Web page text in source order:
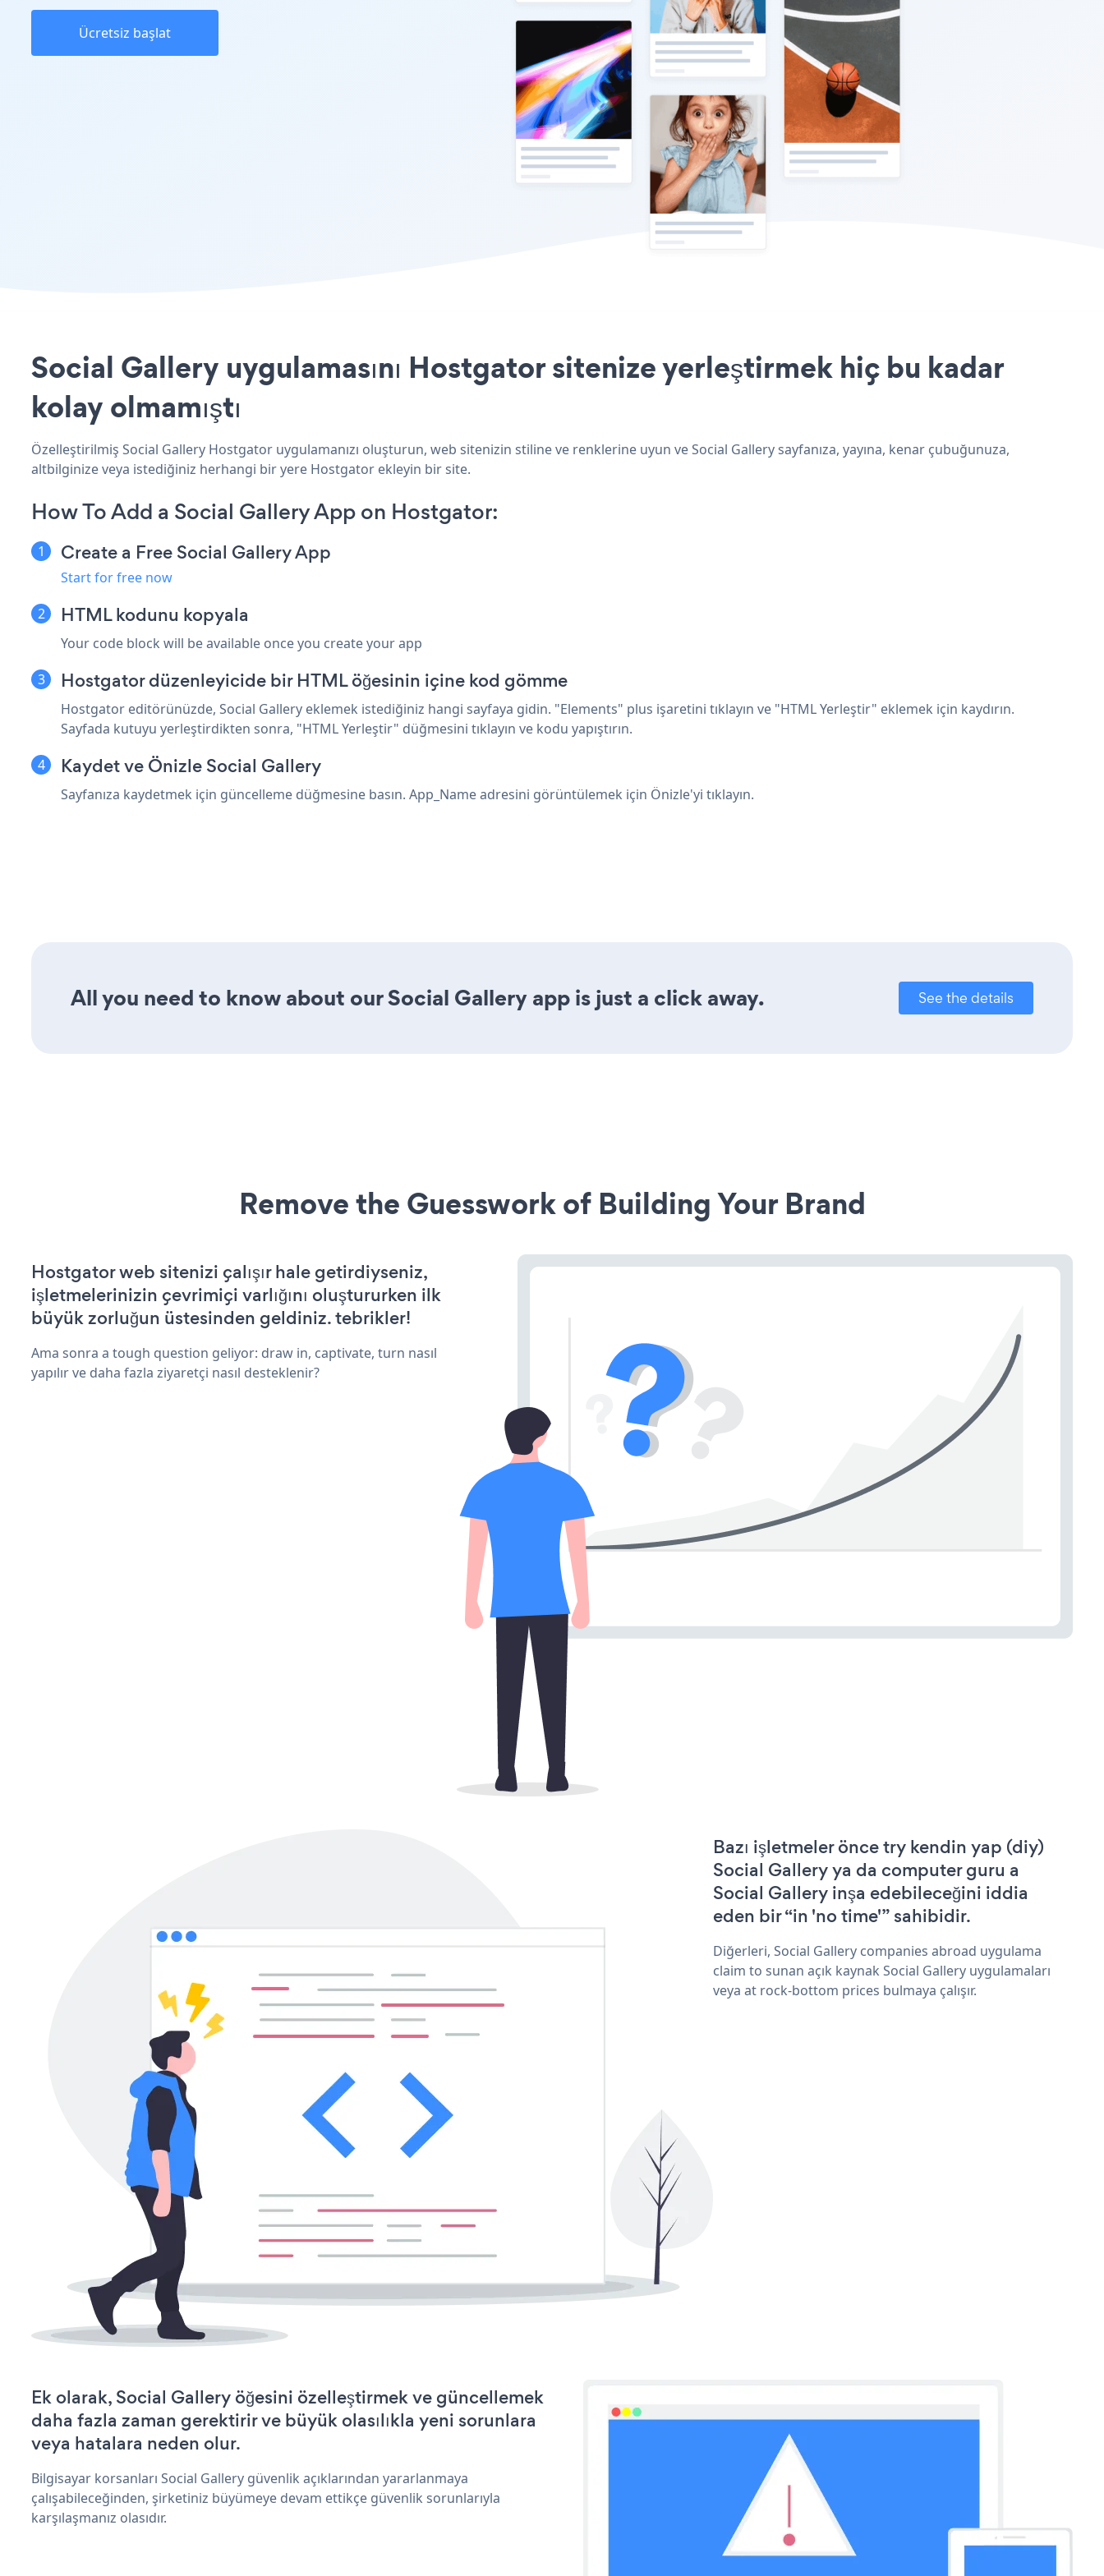
Ücretsiz başlat
Social Gallery uygulamasını Hostgator sitenize yerleştirmek hiç bu kadar
kolay olmamıştı
Özelleştirilmiş Social Gallery Hostgator uygulamanızı oluşturun, web sitenizin stiline ve renklerine uyun ve Social Gallery sayfanıza, yayına, kenar çubuğunuza,
altbilginize veya istediğiniz herhangi bir yere Hostgator ekleyin bir site.
How To Add a Social Gallery App on Hostgator:
Create a Free Social Gallery App
Start for free now
HTML kodunu kopyala
Your code block will be available once you create your app
Hostgator düzenleyicide bir HTML öğesinin içine kod gömme
Hostgator editörünüzde, Social Gallery eklemek istediğiniz hangi sayfaya gidin. "Elements" plus işaretini tıklayın ve "HTML Yerleştir" eklemek için kaydırın.
Sayfada kutuyu yerleştirdikten sonra, "HTML Yerleştir" düğmesini tıklayın ve kodu yapıştırın.
Kaydet ve Önizle Social Gallery
Sayfanıza kaydetmek için güncelleme düğmesine basın. App_Name adresini görüntülemek için Önizle'yi tıklayın.
All you need to know about our Social Gallery app is just a click away. See the details
Remove the Guesswork of Building Your Brand
Hostgator web sitenizi çalışır hale getirdiyseniz,
işletmelerinizin çevrimiçi varlığını oluştururken ilk
büyük zorluğun üstesinden geldiniz. tebrikler!
Ama sonra a tough question geliyor: draw in, captivate, turn nasıl
yapılır ve daha fazla ziyaretçi nasıl desteklenir?
Bazı işletmeler önce try kendin yap (diy)
Social Gallery ya da computer guru a
Social Gallery inşa edebileceğini iddia
eden bir “in 'no time'” sahibidir.
Diğerleri, Social Gallery companies abroad uygulama
claim to sunan açık kaynak Social Gallery uygulamaları
veya at rock-bottom prices bulmaya çalışır.
Ek olarak, Social Gallery öğesini özelleştirmek ve güncellemek
daha fazla zaman gerektirir ve büyük olasılıkla yeni sorunlara
veya hatalara neden olur.
Bilgisayar korsanları Social Gallery güvenlik açıklarından yararlanmaya
çalışabileceğinden, şirketiniz büyümeye devam ettikçe güvenlik sorunlarıyla
karşılaşmanız olasıdır.